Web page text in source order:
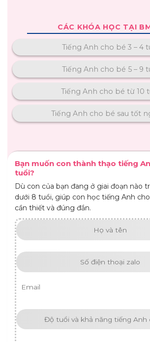
CÁC KHÓA HỌC TẠI
Tiếng Anh cho bé 3 – 4
Tiếng Anh cho bé 5 – 9
Tiếng Anh cho bé từ 10
Tiếng Anh cho bé sau tốt
Bạn muốn con thành thạo tiếng
tuổi?
Dù con của bạn đang ở giai đoạn nào
dưới 8 tuổi, giúp con học tiếng Anh
cần thiết và đúng đắn.